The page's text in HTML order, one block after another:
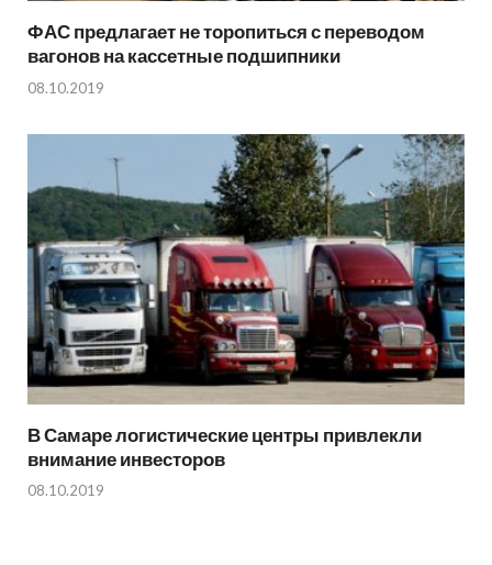
ФАС предлагает не торопиться с переводом
вагонов на кассетные подшипники
08.10.2019
В Самаре логистические центры привлекли
внимание инвесторов
08.10.2019